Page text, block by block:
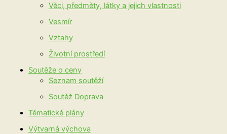
Věci, předměty, látky a jejich vlastnosti
Vesmír
Vztahy
Životní prostředí
Soutěže o ceny
Seznam soutěží
Soutěž Doprava
Tématické plány
Výtvarná výchova